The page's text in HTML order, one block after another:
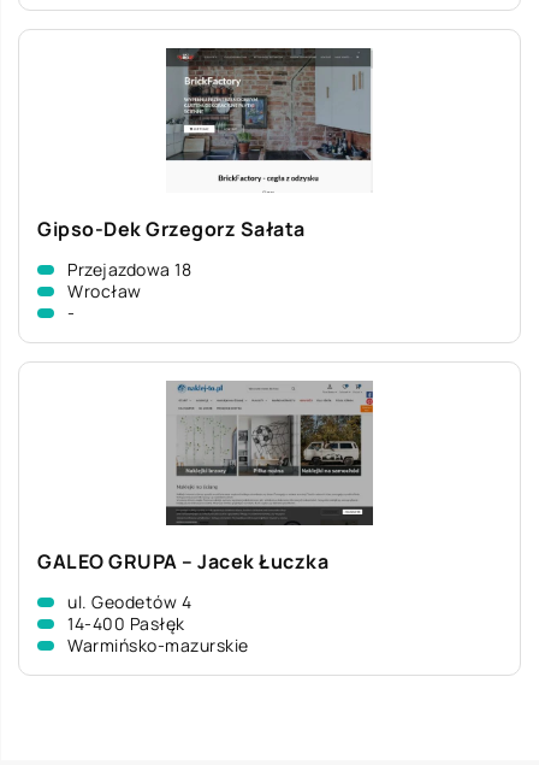
Gipso-Dek Grzegorz Sałata
Przejazdowa 18
Wrocław
-
GALEO GRUPA – Jacek Łuczka
ul. Geodetów 4
14-400 Pasłęk
Warmińsko-mazurskie